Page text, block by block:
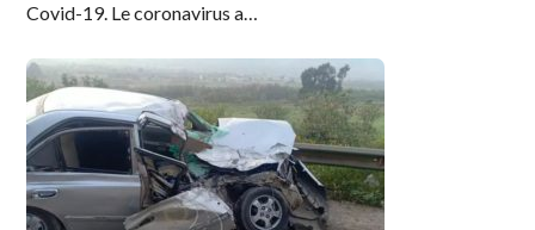
Covid-19. Le coronavirus a…